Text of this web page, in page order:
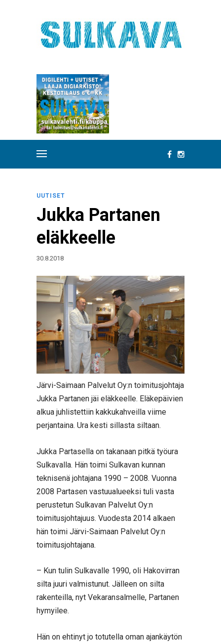
UUTISET
Jukka Partanen
eläkkeelle
30.8.2018
Järvi-Saimaan Palvelut Oy:n toimitusjohtaja
Jukka Partanen jäi eläkkeelle. Eläkepäivien
alkua juhlistettiin kakkukahveilla viime
perjantaina. Ura kesti sillasta siltaan.
Jukka Partasella on takanaan pitkä työura
Sulkavalla. Hän toimi Sulkavan kunnan
teknisenä johtajana 1990 – 2008. Vuonna
2008 Partasen vastuualueeksi tuli vasta
perustetun Sulkavan Palvelut Oy:n
toimitusjohtajuus. Vuodesta 2014 alkaen
hän toimi Järvi-Saimaan Palvelut Oy:n
toimitusjohtajana.
– Kun tulin Sulkavalle 1990, oli Hakovirran
silta juuri valmistunut. Jälleen on silta
rakenteilla, nyt Vekaransalmelle, Partanen
hymyilee.
Hän on ehtinyt jo totutella oman ajankäytön